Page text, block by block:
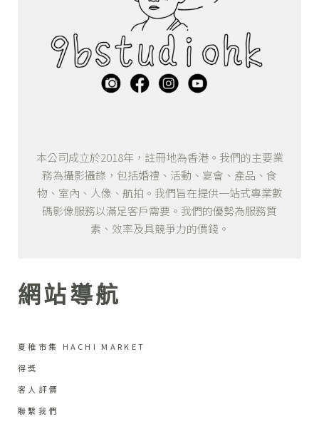
本公司成立於2018年，註冊地為香港。我們的主要業
務為攝影攝錄，包括婚禮、活動、宴會、產品、食
物、室內、人像、航拍。我們旨在提供一站式專業數
碼影像服務以滿足客戶需要。我們的優勢為服務質
素、效率及具競爭力的價錢。
網站導航
夏稚市集 HACHI MARKET
得獎
客人評價
聯繫我們